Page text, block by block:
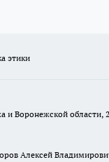
этики
Воронежской области,
Алексей